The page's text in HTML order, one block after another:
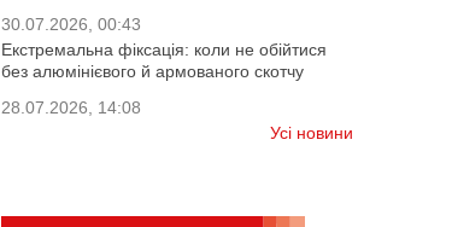
30.07.2026, 00:43
Екстремальна фіксація: коли не обійтися
без алюмінієвого й армованого скотчу
28.07.2026, 14:08
Усі новини